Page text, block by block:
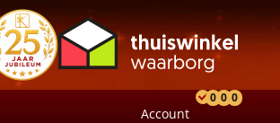
Account
0 0 0